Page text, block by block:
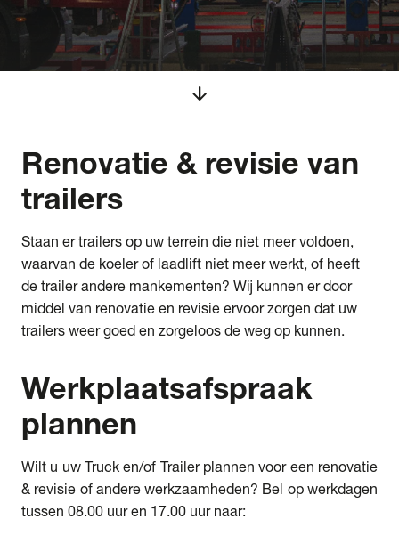
arrow_downward
Renovatie & revisie van
trailers
Staan er trailers op uw terrein die niet meer voldoen,
waarvan de koeler of laadlift niet meer werkt, of heeft
de trailer andere mankementen? Wij kunnen er door
middel van renovatie en revisie ervoor zorgen dat uw
trailers weer goed en zorgeloos de weg op kunnen.
Werkplaatsafspraak
plannen
Wilt u uw Truck en/of Trailer plannen voor een renovatie
& revisie of andere werkzaamheden? Bel op werkdagen
tussen 08.00 uur en 17.00 uur naar: